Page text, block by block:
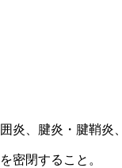
密閉すること。
、腱炎・腱鞘